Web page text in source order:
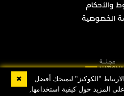
والأحكام
الخصوصية
✖
"الكوكيز" لنمنحك أفضل
المزيد حول كيفية استخدامها,